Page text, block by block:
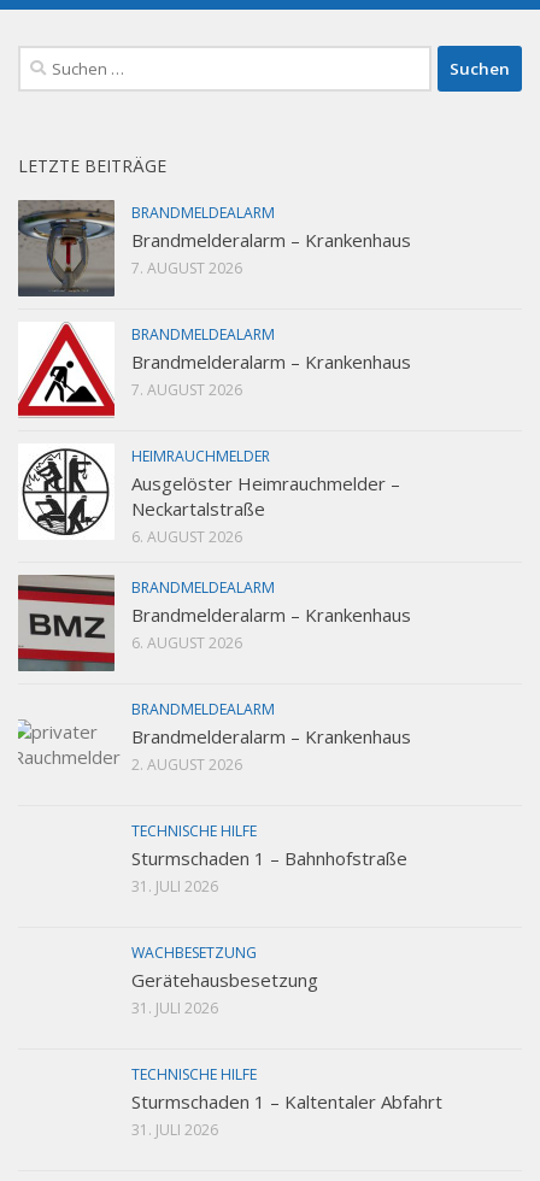
Suchen
nach:
LETZTE BEITRÄGE
BRANDMELDEALARM
Brandmelderalarm – Krankenhaus
7. AUGUST 2026
BRANDMELDEALARM
Brandmelderalarm – Krankenhaus
7. AUGUST 2026
HEIMRAUCHMELDER
Ausgelöster Heimrauchmelder –
Neckartalstraße
6. AUGUST 2026
BRANDMELDEALARM
Brandmelderalarm – Krankenhaus
6. AUGUST 2026
BRANDMELDEALARM
Brandmelderalarm – Krankenhaus
2. AUGUST 2026
TECHNISCHE HILFE
Sturmschaden 1 – Bahnhofstraße
31. JULI 2026
WACHBESETZUNG
Gerätehausbesetzung
31. JULI 2026
TECHNISCHE HILFE
Sturmschaden 1 – Kaltentaler Abfahrt
31. JULI 2026